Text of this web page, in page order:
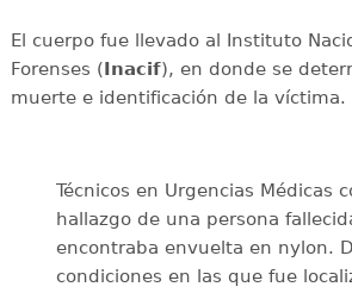
El cuerpo fue llevado al Instituto
Forenses (Inacif), en donde se
muerte e identificación de la víctima.
Técnicos en Urgencias Médicas
hallazgo de una persona
encontraba envuelta en nylon.
condiciones en las que fue